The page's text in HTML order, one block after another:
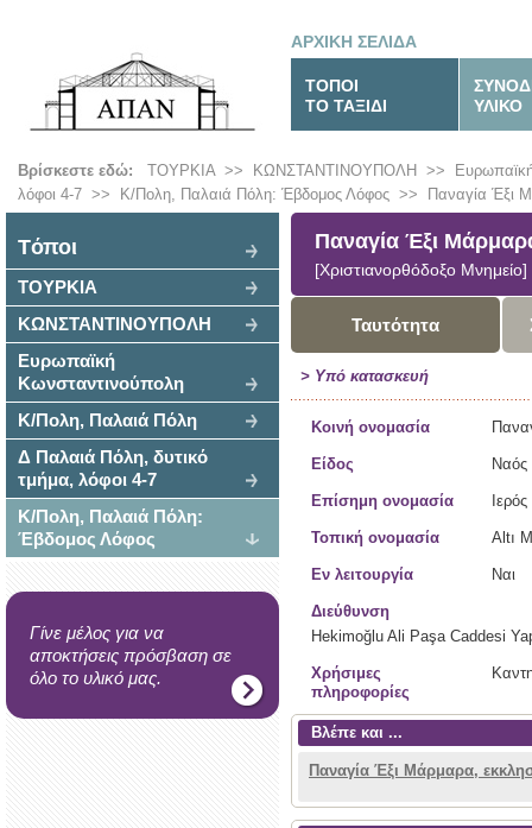
ΑΡΧΙΚΗ ΣΕΛΙΔΑ
ΤΟΠΟΙ
ΤΟ ΤΑΞΙΔΙ
ΥΛΙΚΟ
Βρίσκεστε εδώ: ΤΟΥΡΚΙΑ>> ΚΩΝΣΤΑΝΤΙΝΟΥΠΟΛΗ >>
λόφοι 4-7 >> Κ/Πολη, Παλαιά Πόλη: Έβδομος Λόφος >> Παναγία Έξι
Tόποι
ΤΟΥΡΚΙΑ
ΚΩΝΣΤΑΝΤΙΝΟΥΠΟΛΗ
Ευρωπαϊκή
Κωνσταντινούπολη
Κ/Πολη, Παλαιά Πόλη
Δ Παλαιά Πόλη, δυτικό
τμήμα, λόφοι 4-7
Κ/Πολη, Παλαιά Πόλη:
Έβδομος Λόφος
Γίνε μέλος για να
αποκτήσεις πρόσβαση σε
όλο το υλικό μας.
Παναγία Έξι
[Χριστιανορθόδοξο Μνημείο]
Ταυτότητα
> Υπό κατασκευή
Κοινή ονομασία
Είδος Ναός
Επίσημη ονομασία
Τοπική ονομασία Altı
Εν λειτουργία Ναι
Διεύθυνση
Hekimoğlu Ali Paşa Caddesi
Χρήσιμες
πληροφορίες
Βλέπε και ...
Παναγία Έξι Μάρμαρα,